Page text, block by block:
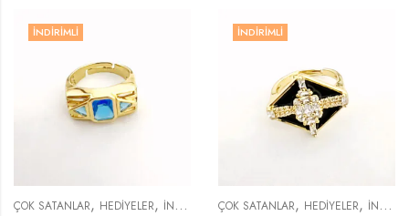
YENI GELENLER
,ÖZEL SERİLER,TREND ÜRÜNLER,YENI GELENLER,YÜZÜKLER
İNDIRIMLI
ÇOK SATANLAR, HEDIYELER, İNDIRIMLI ÜRÜNLER ,ÖZEL SERİLER,TREND
İNDIRIMLI
ÇOK SATANLAR, HEDIYELER, İNDIRIMLI ÜRÜNLER